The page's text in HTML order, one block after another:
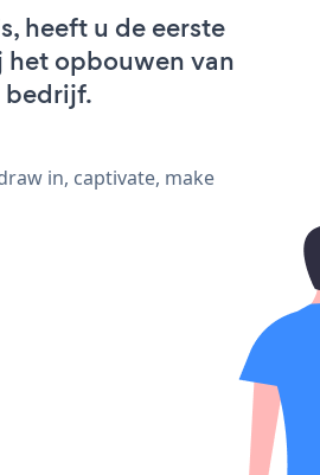
heeft u de eerste
opbouwen van
bedrijf.
in, captivate, make